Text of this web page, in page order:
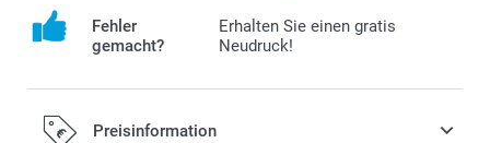
Fehler
gemacht?
Erhalten Sie einen gratis
Neudruck!
Preisinformation